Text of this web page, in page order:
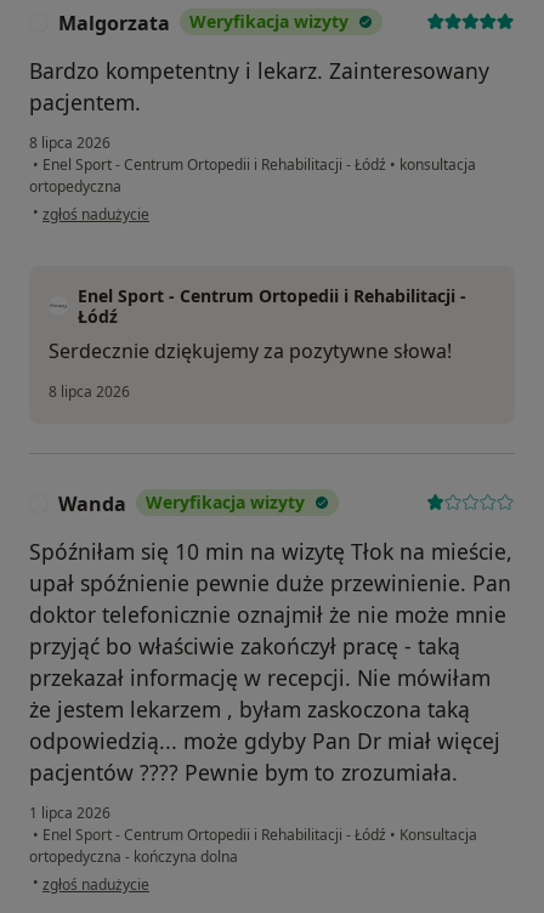
Malgorzata Weryfikacja wizyty
Bardzo kompetentny i lekarz. Zainteresowany
pacjentem.
8 lipca 2026
• Enel Sport - Centrum Ortopedii i Rehabilitacji - Łódź • konsultacja
ortopedyczna
• w opinii użytkownika Malgorzata
zgłoś nadużycie
Enel Sport - Centrum Ortopedii i Rehabilitacji -
Łódź
Serdecznie dziękujemy za pozytywne słowa!
8 lipca 2026
Wanda Weryfikacja wizyty
Spóźniłam się 10 min na wizytę Tłok na mieście,
upał spóźnienie pewnie duże przewinienie. Pan
doktor telefonicznie oznajmił że nie może mnie
przyjąć bo właściwie zakończył pracę - taką
przekazał informację w recepcji. Nie mówiłam
że jestem lekarzem , byłam zaskoczona taką
odpowiedzią... może gdyby Pan Dr miał więcej
pacjentów ???? Pewnie bym to zrozumiała.
1 lipca 2026
• Enel Sport - Centrum Ortopedii i Rehabilitacji - Łódź • Konsultacja
ortopedyczna - kończyna dolna
• w opinii użytkownika Wanda
zgłoś nadużycie